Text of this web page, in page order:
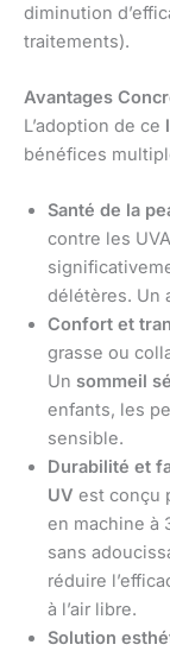
diminution
traitements).
Avantages
L’adoption de ce
bénéfices
Santé de la
contre les
délétères. Un
Confort et
grasse ou
Un sommeil
enfants, les
sensible.
Durabilité et
UV est conçu
en machine à
sans
réduire
à l’air libre.
Solution